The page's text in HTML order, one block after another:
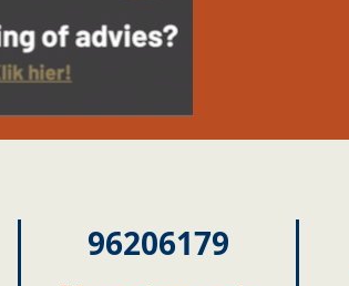
96206179